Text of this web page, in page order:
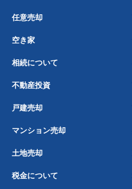
任意売却
空き家
相続について
不動産投資
戸建売却
マンション売却
土地売却
税金について